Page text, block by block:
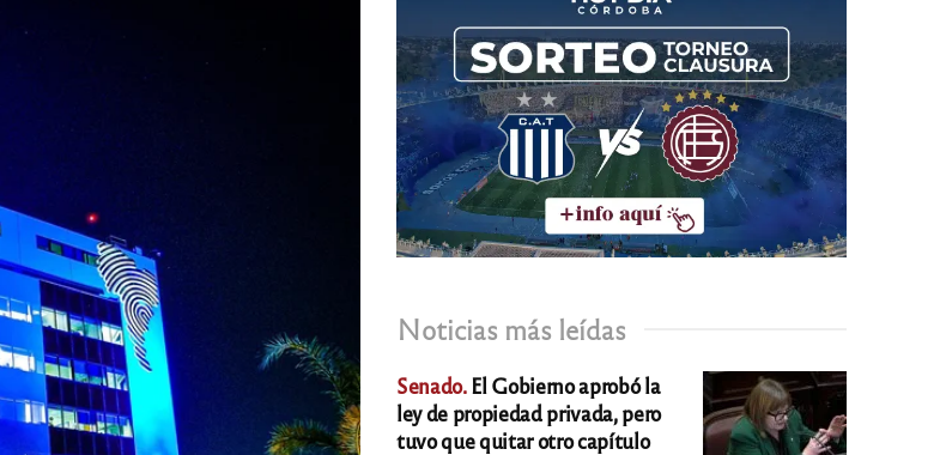
Noticias más leídas
Senado.El Gobierno aprobó la
ley de propiedad privada, pero
tuvo que quitar otro capítulo